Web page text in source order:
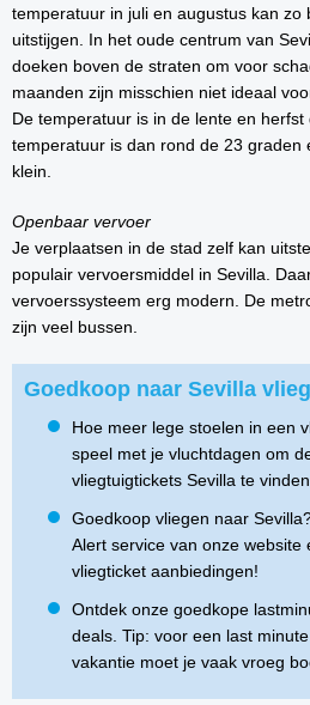
temperatuur in juli en augustus kan zo
uitstijgen. In het oude centrum van
doeken boven de straten om voor
maanden zijn misschien niet ideaal
De temperatuur is in de lente en
temperatuur is dan rond de 23 graden
klein.
Openbaar vervoer
Je verplaatsen in de stad zelf kan
populair vervoersmiddel in Sevilla.
vervoerssysteem erg modern. De
zijn veel bussen.
Goedkoop naar Sevilla
Hoe meer lege stoelen in een
speel met je vluchtdagen om
vliegtuigtickets Sevilla te
Goedkoop vliegen naar
Alert service van onze website
vliegticket aanbiedingen!
Ontdek onze goedkope
deals. Tip: voor een last
vakantie moet je vaak vroeg